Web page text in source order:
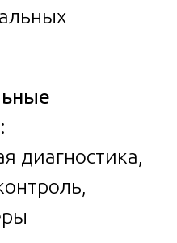
:
диагностика,